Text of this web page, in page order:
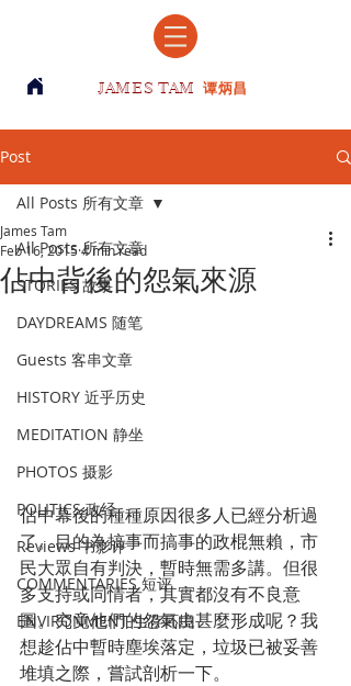
JAMES TAM 谭炳昌
Post
All Posts 所有文章
STORIES 故事
DAYDREAMS 随笔
Guests 客串文章
HISTORY 近乎历史
MEDITATION 静坐
PHOTOS 摄影
POLITICS 政经
Reviews 书影评
COMMENTARIES 短评
ENVIRONMENT 生存环境
All Posts 所有文章
佔中背後的怨氣來源
James Tam
Feb 16, 2015 4 min read
佔中幕後的種種原因很多人已經分析過
了。目的為搞事而搞事的政棍無賴，市
民大眾自有判決，暫時無需多講。但很
多支持或同情者，其實都沒有不良意
圖。究竟他們的怨氣由甚麼形成呢？我
想趁佔中暫時塵埃落定，垃圾已被妥善
堆填之際，嘗試剖析一下。